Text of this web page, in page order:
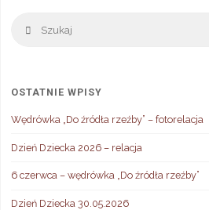
Szukaj
OSTATNIE WPISY
Wędrówka „Do źródła rzeźby” – fotorelacja
Dzień Dziecka 2026 – relacja
6 czerwca – wędrówka „Do źródła rzeźby”
Dzień Dziecka 30.05.2026